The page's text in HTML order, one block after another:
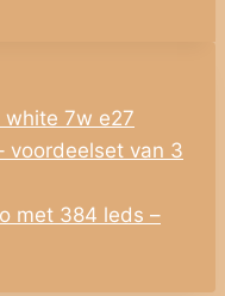
white 7w e27
voordeelset van 3
met 384 leds –